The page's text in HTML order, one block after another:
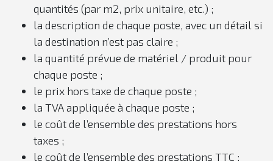
quantités (par m2, prix unitaire, etc.) ;
la description de chaque poste, avec un détail si
la destination n’est pas claire ;
la quantité prévue de matériel / produit pour
chaque poste ;
le prix hors taxe de chaque poste ;
la TVA appliquée à chaque poste ;
le coût de l’ensemble des prestations hors
taxes ;
le coût de l’ensemble des prestations TTC ;